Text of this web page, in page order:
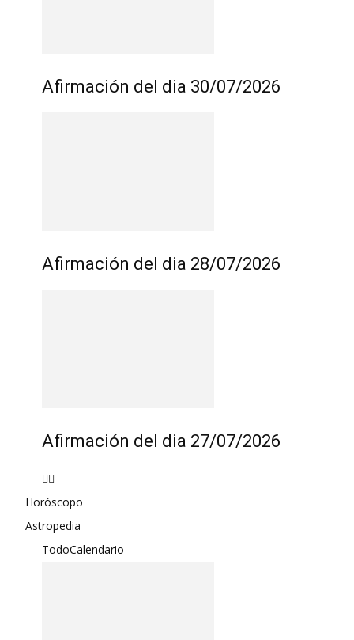
Afirmación del dia 30/07/2026
Afirmación del dia 28/07/2026
Afirmación del dia 27/07/2026
Horóscopo
Astropedia
TodoCalendario